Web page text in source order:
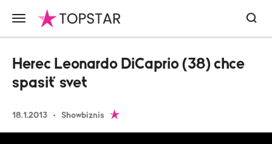
18.1.2013 Showbiznis
Herec Leonardo DiCaprio (38) chce
spasiť svet